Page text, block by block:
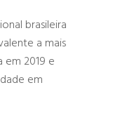
brasileira
a mais
em 2019 e
em